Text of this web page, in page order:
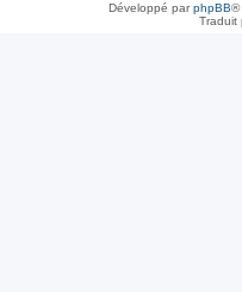
Développé parphpBB®
Traduit